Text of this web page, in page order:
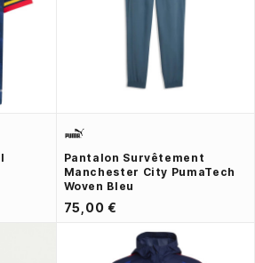
Pantalon Survêtement
Manchester City PumaTech
Woven Bleu
75,00 €